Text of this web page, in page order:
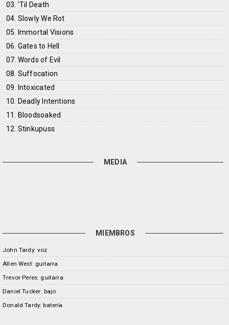
03. 'Til Death
04. Slowly We Rot
05. Immortal Visions
06. Gates to Hell
07. Words of Evil
08. Suffocation
09. Intoxicated
10. Deadly Intentions
11. Bloodsoaked
12. Stinkupuss
MEDIA
MIEMBROS
John Tardy: voz
Allen West: guitarra
Trevor Peres: guitarra
Daniel Tucker: bajo
Donald Tardy: batería